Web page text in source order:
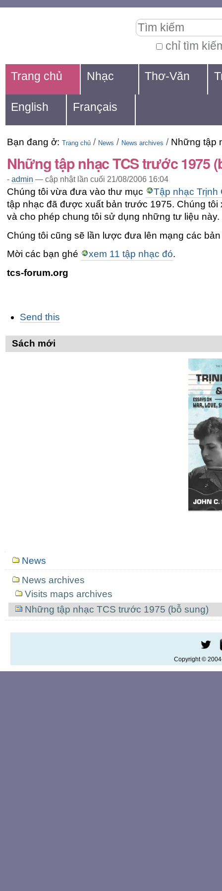
dung.
Chuyển
đến
mục
định
hướng
cá
nhân
chỉ tìm
kiếm
cao...
Navigation
Trang chủ Nhạc Thơ-Văn
English Français
Bạn đang ở: Trang chủ / News / News archives / Những tập
Những tập nhạc TCS trước 1975
- admin — cập nhật lần cuối 21/08/2006 16:04
Chúng tôi vừa đưa vào thư mục
Tập nhạc Trịnh
tập nhạc đã được xuất bản trước 1975. Chúng
và cho phép chung tôi sử dụng những tư liệu này.
Chúng tôi cũng sẽ lần lược đưa lên mạng các
Mời các bạn ghé
xem 11 tập nhạc đó.
tcs-forum.org
thao
trên
Tài
Send this
Sách mới
Mục
định
hướng
News
News archives
Visits maps archives
Những tập nhạc TCS trước 1975 (bỗ sung)
Copyright ©